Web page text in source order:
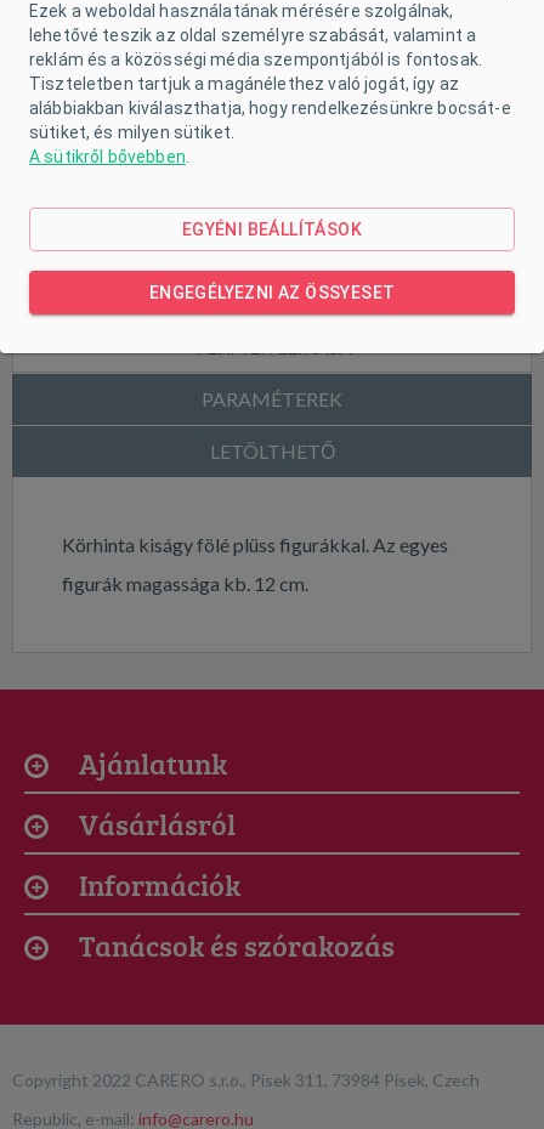
PARAMÉTEREK
LETÖLTHETŐ
Körhinta kiságy fölé plüss figurákkal. Az egyes
figurák magassága kb. 12 cm.
Ajánlatunk
Vásárlásról
Információk
Tanácsok és szórakozás
Copyright 2022 CARERO s.r.o., Písek 311, 73984 Písek, Czech
Republic, e-mail: info@carero.hu
Ezek a weboldal használatának mérésére szolgálnak,
lehetővé teszik az oldal személyre szabását, valamint a
reklám és a közösségi média szempontjából is fontosak.
Tiszteletben tartjuk a magánélethez való jogát, így az
alábbiakban kiválaszthatja, hogy rendelkezésünkre bocsát-e
sütiket, és milyen sütiket.
A sütikről bővebben
EGYÉNI BEÁLLÍTÁSOK
ENGEGÉLYEZNI AZ ÖSSYESET